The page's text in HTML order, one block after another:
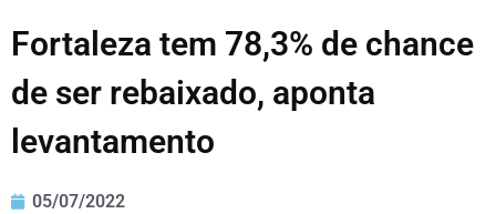
Fortaleza tem 78,3% de chance
de ser rebaixado, aponta
levantamento
05/07/2022